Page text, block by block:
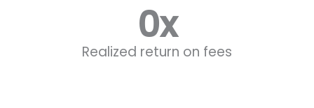
Realized return on fees
0x